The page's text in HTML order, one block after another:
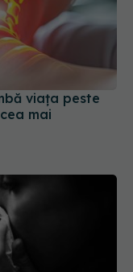
viața peste
mai